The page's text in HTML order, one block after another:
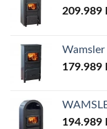
209.989
179.989
194.989